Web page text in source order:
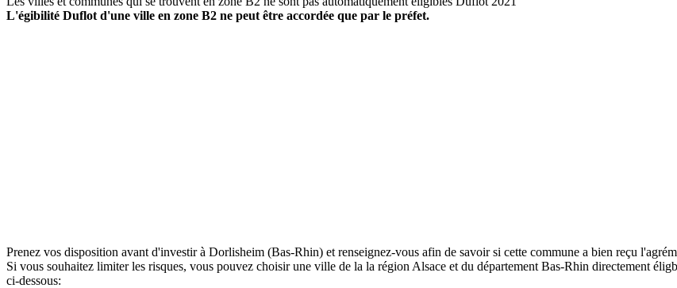
L'égibilité Duflot d'une ville en zone B2 ne peut être accordée que par le préfet.
Prenez vos disposition avant d'investir à Dorlisheim (Bas-Rhin) et renseignez-vous afin de savoir si cette commune a bien reçu
Si vous souhaitez limiter les risques, vous pouvez choisir une ville de la la région Alsace et du département Bas-Rhin directement
ci-dessous: